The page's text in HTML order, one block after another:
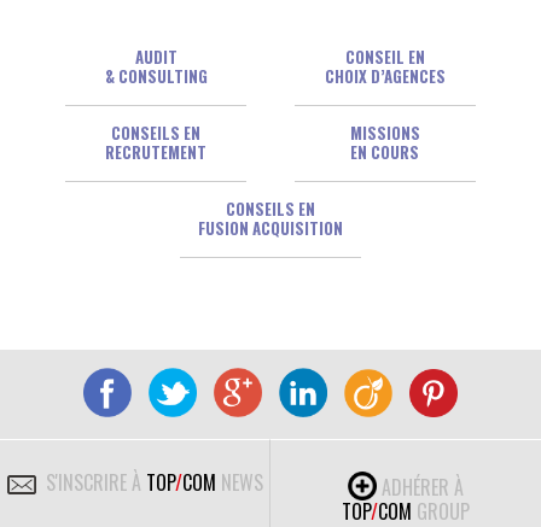
AUDIT
& CONSULTING
CONSEIL EN
CHOIX D’AGENCES
CONSEILS EN
RECRUTEMENT
MISSIONS
EN COURS
CONSEILS EN
FUSION ACQUISITION
S'INSCRIRE À TOP/COM NEWS
ADHÉRER À
TOP/COM GROUP